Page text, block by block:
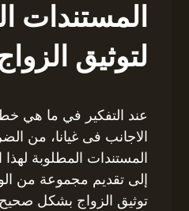
المستندات
لتوثيق
عند التفكير في ما هي
الاجانب فى غيانا، من
المستندات المطلوبة لهذا
إلى تقديم مجموعة من
توثيق الزواج بشكل